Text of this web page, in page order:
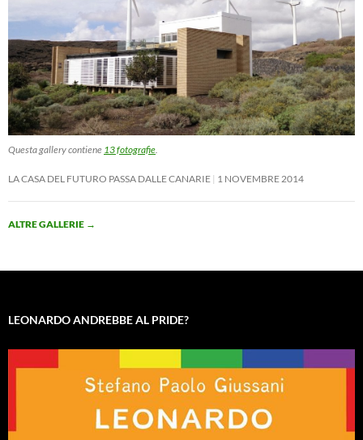
Questa gallery contiene 13 fotografie
LA CASA DEL FUTURO PASSA DALLE CANARIE 1 NOVEMBRE 2014
ALTRE GALLERIE →
LEONARDO ANDREBBE AL PRIDE?